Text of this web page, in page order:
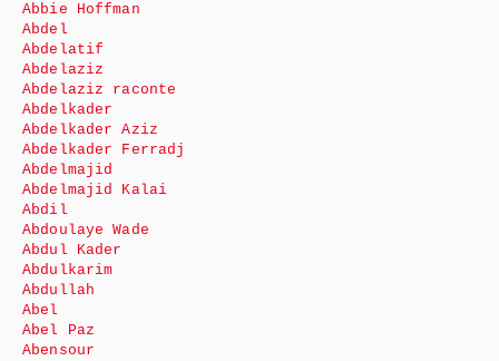
Abbie Hoffman
Abdel
Abdelatif
Abdelaziz
Abdelaziz raconte
Abdelkader
Abdelkader Aziz
Abdelkader Ferradj
Abdelmajid
Abdelmajid Kalai
Abdil
Abdoulaye Wade
Abdul Kader
Abdulkarim
Abdullah
Abel
Abel Paz
Abensour